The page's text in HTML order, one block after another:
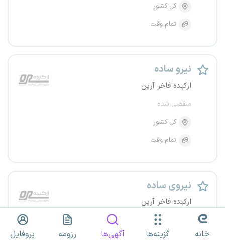
کل کشور
تمام وقت
نیرو ساده
ارکیده فاخر آرین
منقضی شده
کل کشور
تمام وقت
نیروی ساده
ارکیده فاخر آرین
منقضی شده
کل کشور
خانه گزینه‌ها آگهی‌ها رزومه پروفایل